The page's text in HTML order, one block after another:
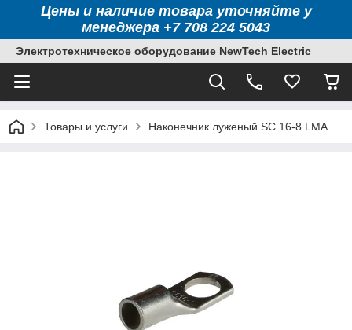
Цены и наличие товара уточняйте у
менеджера +7 708 224 5043
Электротехническое оборудование NewTech Electric
Товары и услуги Наконечник луженый SC 16-8 LMA